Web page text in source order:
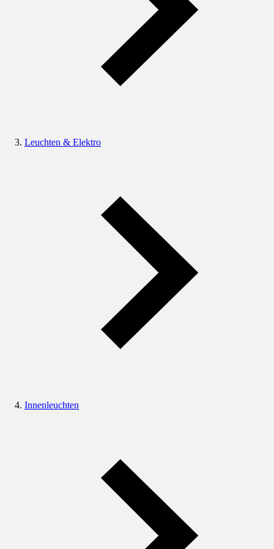
Leuchten & Elektro
Innenleuchten